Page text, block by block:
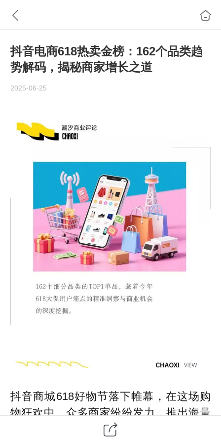
抖音电商618热卖金榜：162个品类趋
势解码，揭秘商家增长之道
2025-06-25
抖音商城618好物节落下帷幕，在这场购
物狂欢中，众多商家纷纷发力，推出海量
优质商品，精准满足用户在生活、工作、